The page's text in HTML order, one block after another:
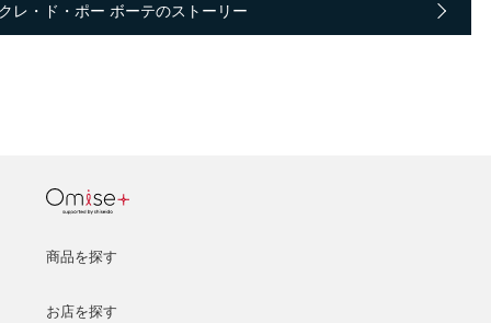
レ・ド・ポー ボーテのストーリー
商品を探す
お店を探す